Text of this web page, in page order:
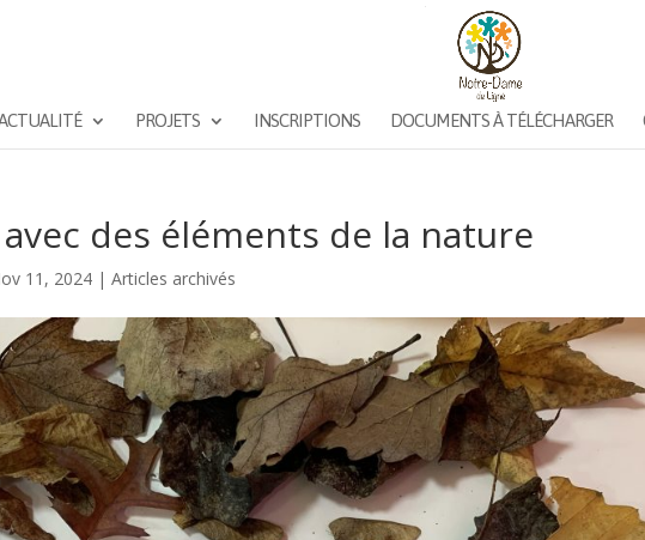
PROJETS INSCRIPTIONS DOCUMENTS À TÉLÉCHARGER
des éléments de la nature
11, 2024 |Articles archivés